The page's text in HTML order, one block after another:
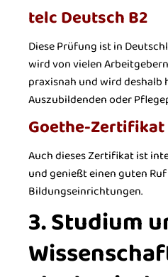
telc Deutsch B2
Diese Prüfung ist in
wird von vielen
praxisnah und wird
Auszubildenden oder
Goethe-Zertifikat
Auch dieses Zertifikat ist
und genießt einen guten
Bildungseinrichtungen.
3. Studium